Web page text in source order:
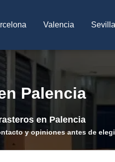
Valencia Sevilla
Palencia
en Palencia
y opiniones antes de